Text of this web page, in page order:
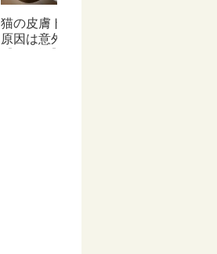
猫の皮膚トラブル、根本的な
原因は意外なとこにあるかも